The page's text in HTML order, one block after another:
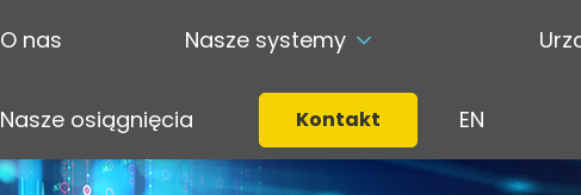
O nas Nasze systemy
Nasze osiągnięcia Kontakt EN